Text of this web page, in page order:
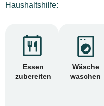
Haushaltshilfe:
Essen
zubereiten
Wäsche
waschen